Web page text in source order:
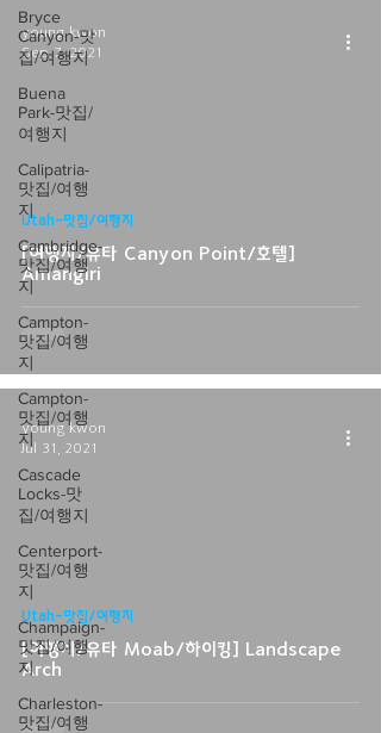
Bryce
Canyon-맛
집/여행지
Buena
Park-맛집/
여행지
Calipatria-
맛집/여행
지
Cambridge-
맛집/여행
지
Campton-
맛집/여행
지
Campton-
맛집/여행
지
Cascade
Locks-맛
집/여행지
Centerport-
맛집/여행
지
Champaign-
맛집/여행
지
Charleston-
맛집/여행
[여행지/유타 Canyon Point/호텔]
Amangiri
Utah-맛집/여행지
young kwon
Sep 7, 2021
[여행지/유타 Moab/하이킹] Landscape
Arch
Utah-맛집/여행지
young kwon
Jul 31, 2021